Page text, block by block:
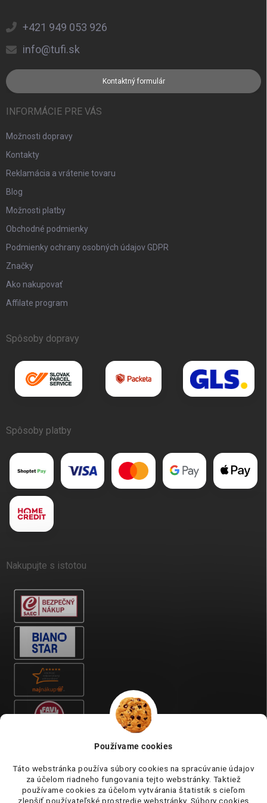
Používame cookies
Táto webstránka používa súbory cookies na spracúvanie údajov
za účelom riadneho fungovania tejto webstránky. Taktiež
používame cookies za účelom vytvárania štatistik s cieľom
zlepšiť používateľské prostredie webstránky. Súbory cookies
+421 949 053 926
info@tufi.sk
Kontaktný formulár
INFORMÁCIE PRE VÁS
Možnosti dopravy
Kontakty
Reklamácia a vrátenie tovaru
Blog
Možnosti platby
Obchodné podmienky
Podmienky ochrany osobných údajov GDPR
Značky
Ako nakupovať
Affilate program
Spôsoby dopravy
Spôsoby platby
Nakupujte s istotou